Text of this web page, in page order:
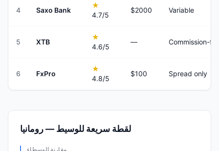
4 Saxo Bank
★
4.7/5
$2000 Variable
5 XTB
★
4.6/5
— Commission-
6 FxPro
★
4.8/5
$100 Spread only
لقطة سريعة للوسيط — رومانيا
مقارنة الوسطاء